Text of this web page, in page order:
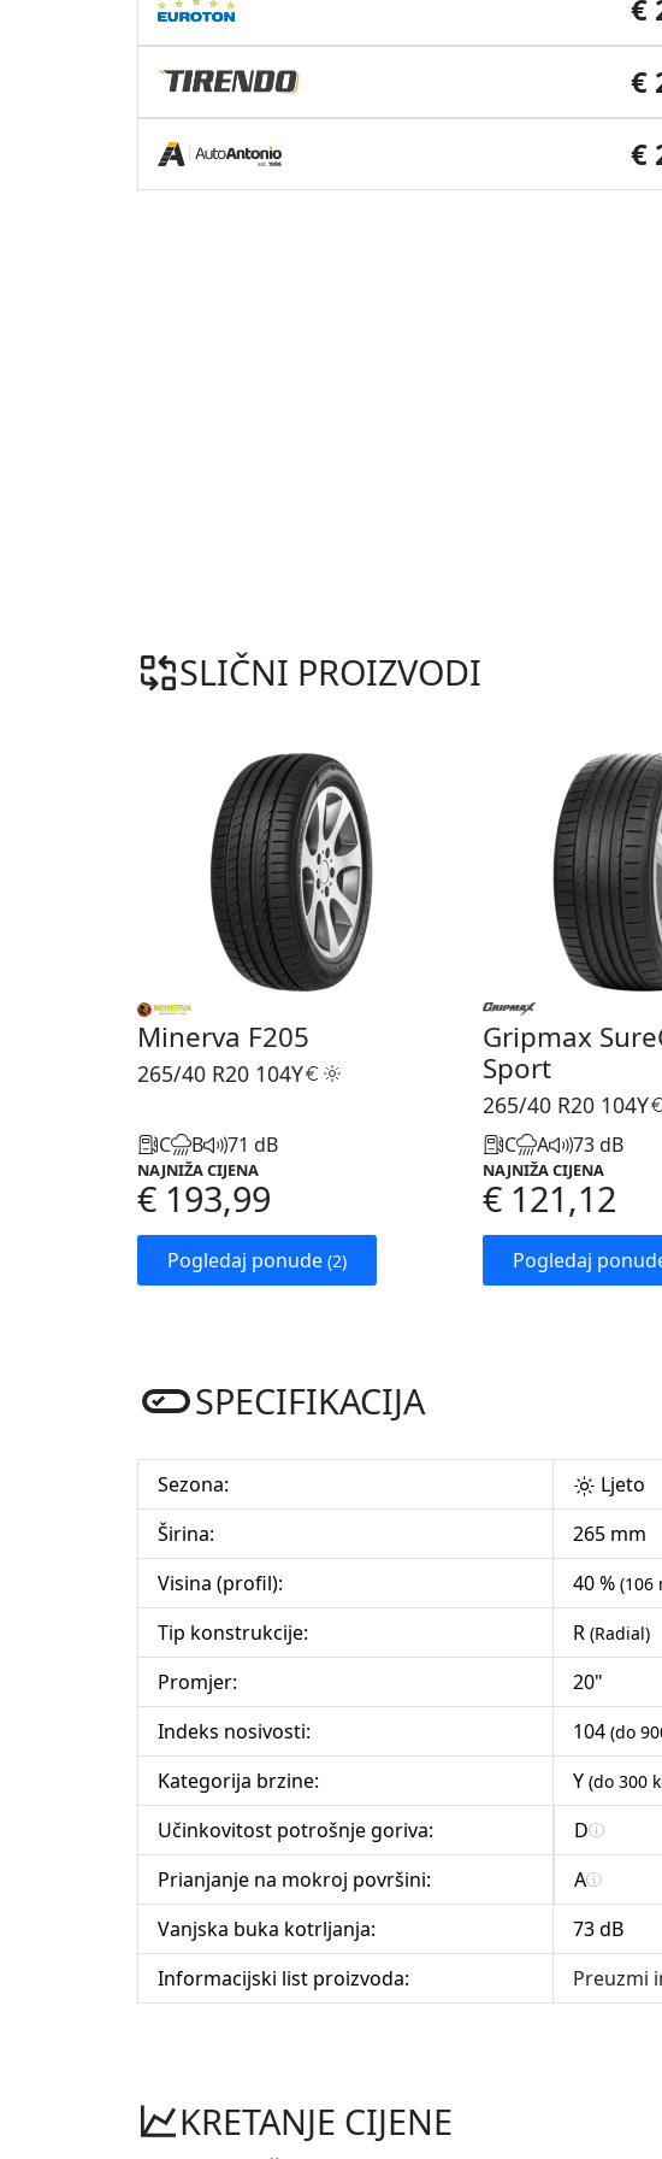
€
€
€
SLIČNI PROIZVODI
Minerva F205
265/40 R20 104Y
C B 71 dB
NAJNIŽA CIJENA
€ 193,99
Pogledaj ponude (2)
Gripmax
Sport
265/40 R20 104Y
C A 73 dB
NAJNIŽA CIJENA
€ 121,12
Pogledaj
SPECIFIKACIJA
Sezona:
Ljeto
Širina:
265 mm
Visina (profil):
40 % (106
Tip konstrukcije: R (Radial)
Promjer:
20"
Indeks nosivosti:
104 (do
Kategorija brzine: Y (do 300
Učinkovitost potrošnje goriva:
D
Prianjanje na mokroj površini:
A
Vanjska buka kotrljanja:
73 dB
Informacijski list proizvoda:
Preuzmi
KRETANJE CIJENE